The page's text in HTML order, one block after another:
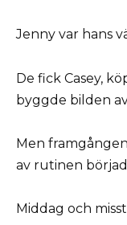
Jenny var hans
De fick Casey,
byggde bilden
Men
av rutinen
Middag och